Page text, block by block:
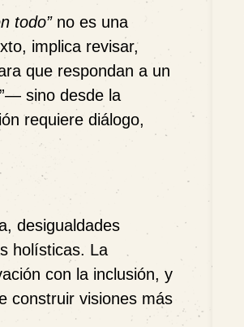
todo”no es una
implica revisar,
que respondan a un
sino desde la
requiere diálogo,
desigualdades
holísticas. La
con la inclusión, y
construir visiones más